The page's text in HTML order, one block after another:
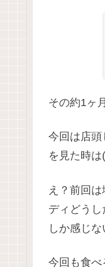
その約1ヶ
今回は店
を見た時
え？前回
ディどう
しか感じ
今回も食べ